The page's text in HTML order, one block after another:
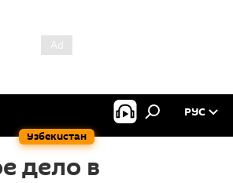
Узбекистан
РУС
дело в